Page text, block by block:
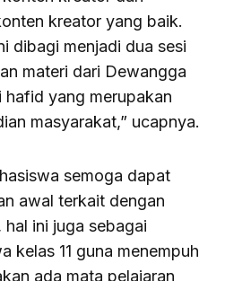
kreator yang baik.
dibagi menjadi dua sesi
materi dari Dewangga
yang merupakan
masyarakat,” ucapnya.
semoga dapat
awal terkait dengan
ini juga sebagai
kelas 11 guna menempuh
ada mata pelajaran